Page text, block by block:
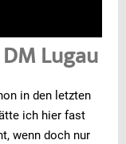
DM Lugau
in den letzten
ich hier fast
wenn doch nur